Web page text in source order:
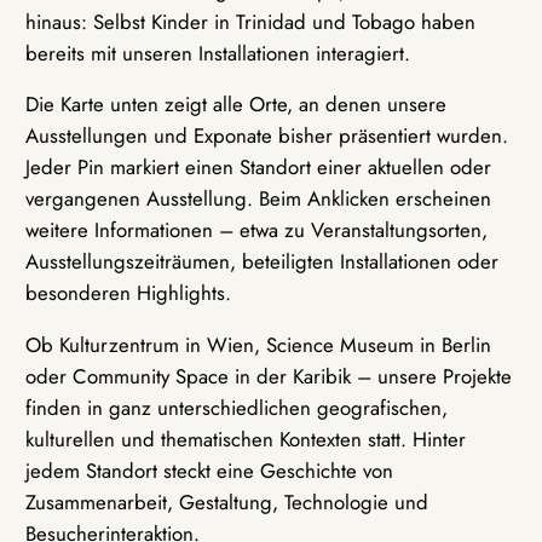
hinaus: Selbst Kinder in Trinidad und Tobago haben
bereits mit unseren Installationen interagiert.
Die Karte unten zeigt alle Orte, an denen unsere
Ausstellungen und Exponate bisher präsentiert wurden.
Jeder Pin markiert einen Standort einer aktuellen oder
vergangenen Ausstellung. Beim Anklicken erscheinen
weitere Informationen – etwa zu Veranstaltungsorten,
Ausstellungszeiträumen, beteiligten Installationen oder
besonderen Highlights.
Ob Kulturzentrum in Wien, Science Museum in Berlin
oder Community Space in der Karibik – unsere Projekte
finden in ganz unterschiedlichen geografischen,
kulturellen und thematischen Kontexten statt. Hinter
jedem Standort steckt eine Geschichte von
Zusammenarbeit, Gestaltung, Technologie und
Besucherinteraktion.